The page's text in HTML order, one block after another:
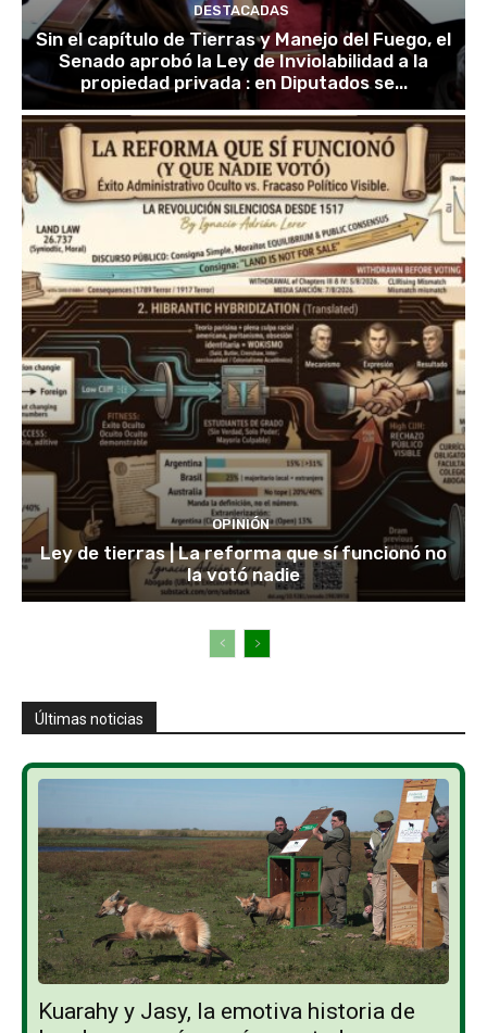
DESTACADAS
Sin el capítulo de Tierras y Manejo del Fuego, el
Senado aprobó la Ley de Inviolabilidad a la
propiedad privada : en Diputados se...
OPINIÓN
Ley de tierras | La reforma que sí funcionó no
la votó nadie
Últimas noticias
Kuarahy y Jasy, la emotiva historia de